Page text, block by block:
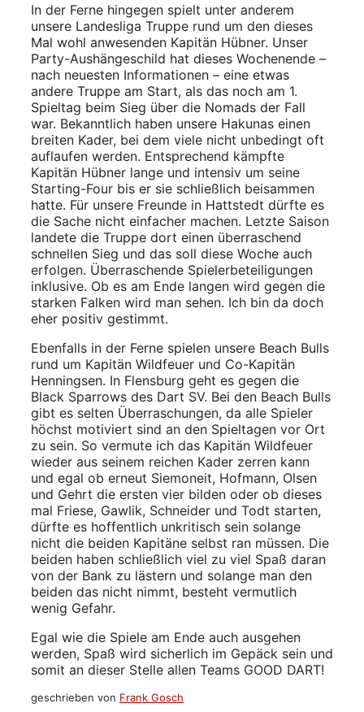
In der Ferne hingegen spielt unter anderem
unsere Landesliga Truppe rund um den dieses
Mal wohl anwesenden Kapitän Hübner. Unser
Party-Aushängeschild hat dieses Wochenende –
nach neuesten Informationen – eine etwas
andere Truppe am Start, als das noch am 1.
Spieltag beim Sieg über die Nomads der Fall
war. Bekanntlich haben unsere Hakunas einen
breiten Kader, bei dem viele nicht unbedingt oft
auflaufen werden. Entsprechend kämpfte
Kapitän Hübner lange und intensiv um seine
Starting-Four bis er sie schließlich beisammen
hatte. Für unsere Freunde in Hattstedt dürfte es
die Sache nicht einfacher machen. Letzte Saison
landete die Truppe dort einen überraschend
schnellen Sieg und das soll diese Woche auch
erfolgen. Überraschende Spielerbeteiligungen
inklusive. Ob es am Ende langen wird gegen die
starken Falken wird man sehen. Ich bin da doch
eher positiv gestimmt.
Ebenfalls in der Ferne spielen unsere Beach Bulls
rund um Kapitän Wildfeuer und Co-Kapitän
Henningsen. In Flensburg geht es gegen die
Black Sparrows des Dart SV. Bei den Beach Bulls
gibt es selten Überraschungen, da alle Spieler
höchst motiviert sind an den Spieltagen vor Ort
zu sein. So vermute ich das Kapitän Wildfeuer
wieder aus seinem reichen Kader zerren kann
und egal ob erneut Siemoneit, Hofmann, Olsen
und Gehrt die ersten vier bilden oder ob dieses
mal Friese, Gawlik, Schneider und Todt starten,
dürfte es hoffentlich unkritisch sein solange
nicht die beiden Kapitäne selbst ran müssen. Die
beiden haben schließlich viel zu viel Spaß daran
von der Bank zu lästern und solange man den
beiden das nicht nimmt, besteht vermutlich
wenig Gefahr.
Egal wie die Spiele am Ende auch ausgehen
werden, Spaß wird sicherlich im Gepäck sein und
somit an dieser Stelle allen Teams GOOD DART!
geschrieben von Frank Gosch